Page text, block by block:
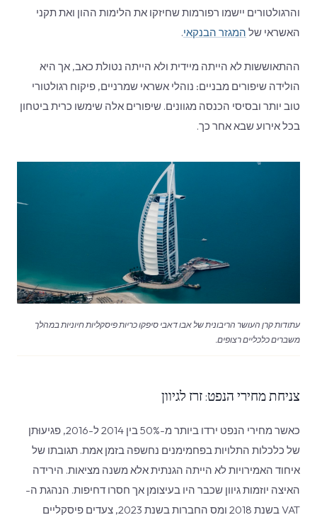
והרגולטורים יישמו רפורמות שחיזקו את הלימות ההון ואת תקני
האשראי של המגזר הבנקאי.
ההתאוששות לא הייתה מיידית ולא הייתה נטולת כאב, אך היא
הולידה שיפורים מבניים: נוהלי אשראי שמרניים, פיקוח רגולטורי
טוב יותר ובסיסי הכנסה מגוונים. שיפורים אלה שימשו כרית ביטחון
בכל אירוע שבא אחר כך.
עתודות קרן העושר הריבונית של אבו דאבי סיפקו כריות פיסקליות חיוניות במהלך
משברים כלכליים רצופים.
צניחת מחירי הנפט: זרז לגיוון
כאשר מחירי הנפט ירדו ביותר מ-50% בין 2014 ל-2016, פגיעוּתן
של כלכלות התלויות בפחמימנים נחשפה בזמן אמת. תגובתו של
איחוד האמירויות לא הייתה הגנתית אלא משנה מציאות. הירידה
האיצה יוזמות גיוון שכבר היו בעיצומן אך חסרו דחיפות. הנהגת ה-
VAT בשנת 2018 ומס החברות בשנת 2023, צעדים פיסקליים